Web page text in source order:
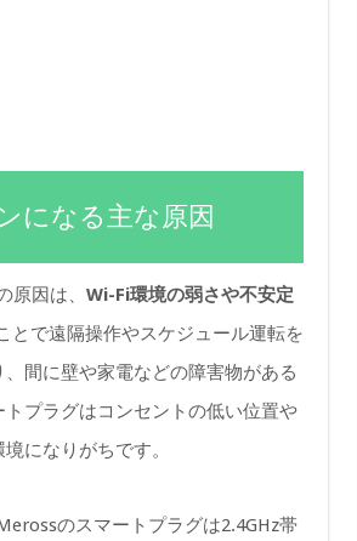
になる主な原因
因は、 Wi-Fi環境の弱さや不安定
とで遠隔操作やスケジュール運転を
間に壁や家電などの障害物がある
プラグはコンセントの低い位置や
になりがちです。
のスマートプラグは2.4GHz帯